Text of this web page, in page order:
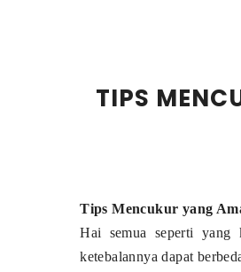
TIPS
Tips Mencukur yang
Hai semua seperti
ketebalannya dapat